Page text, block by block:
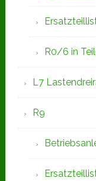
R0/6 in
L7
R9